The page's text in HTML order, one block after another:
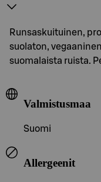
Runsaskuituinen,
suolaton,
suomalaista ruista.
Valmistusmaa
Suomi
Allergeenit